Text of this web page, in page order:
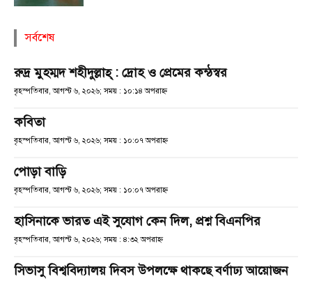
সর্বশেষ
রুদ্র মুহম্মদ শহীদুল্লাহ্ : দ্রোহ ও প্রেমের কন্ঠস্বর
বৃহস্পতিবার, আগস্ট ৬, ২০২৬; সময় : ১০:১৪ অপরাহ্ণ
কবিতা
বৃহস্পতিবার, আগস্ট ৬, ২০২৬; সময় : ১০:০৭ অপরাহ্ণ
পোড়া বাড়ি
বৃহস্পতিবার, আগস্ট ৬, ২০২৬; সময় : ১০:০৭ অপরাহ্ণ
হাসিনাকে ভারত এই সুযোগ কেন দিল, প্রশ্ন বিএনপির
বৃহস্পতিবার, আগস্ট ৬, ২০২৬; সময় : ৪:৩২ অপরাহ্ণ
সিভাসু বিশ্ববিদ্যালয় দিবস উপলক্ষে থাকছে বর্ণাঢ্য আয়োজন